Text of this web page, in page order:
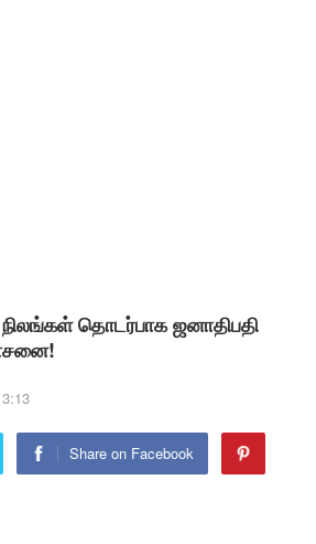
தொடர்பாக ஜனாதிபதி
Share on Facebook